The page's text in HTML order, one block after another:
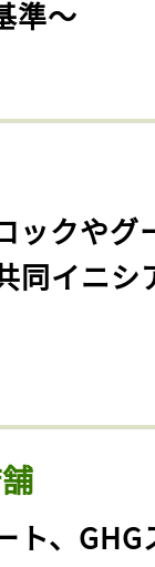
準〜
ックやグ
同イニシ
ト、GHG